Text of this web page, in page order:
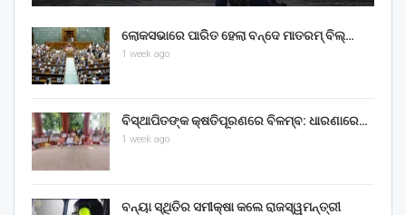
ଲୋକସଭାରେ ପାରିତ ହେଲା ବନ୍ଦେ ମାତରମ୍‌ ବିଲ୍‌…
1 week ago
ବିସ୍ଥାପିତଙ୍କ କ୍ଷତିପୂରଣରେ ବିଳମ୍ବ: ଧାରଣାରେ…
1 week ago
ବନ୍ୟା ସ୍ଥିତିର ସମୀକ୍ଷା କଲେ ରାଜସ୍ୱମନ୍ତ୍ରୀ